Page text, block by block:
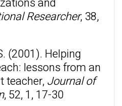
Researcher, 38,
(2001). Helping
lessons from an
teacher,Journal of
, 52, 1, 17-30